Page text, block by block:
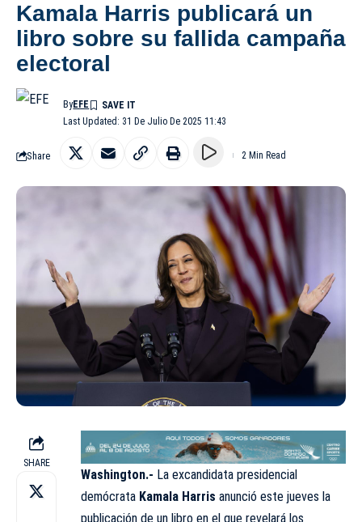
Kamala Harris publicará un
libro sobre su fallida campaña
electoral
Last Updated: 31 De Julio De 2025 11:43
ByEFE
Share 2 Min Read
SHARE
Washington.- La excandidata presidencial
demócrata Kamala Harris anunció este jueves la
publicación de un libro en el que revelará los